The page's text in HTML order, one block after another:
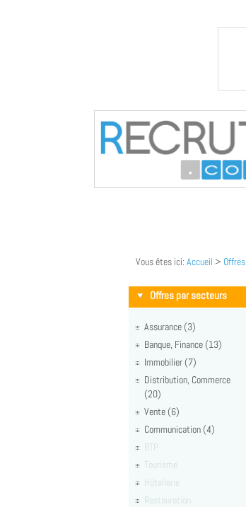
Vous êtes ici: Accueil > Offres
Offres par secteurs
Assurance (3)
Banque, Finance (13)
Immobilier (7)
Distribution, Commerce
(20)
Vente (6)
Communication (4)
BTP
Tourisme
Hôtellerie
Restauration